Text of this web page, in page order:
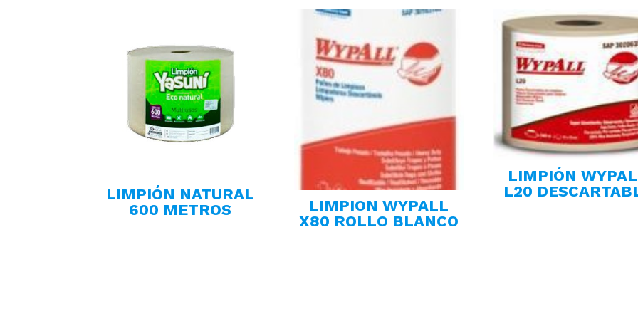
LIMPIÓN NATURAL
600 METROS
LIMPION WYPALL
X80 ROLLO BLANCO
LIMPIÓN
L20